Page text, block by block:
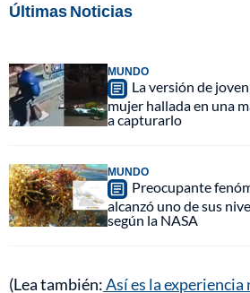
Últimas Noticias
MUNDO
La versión de
mujer hallada en una
a capturarlo
MUNDO
Preocupante
alcanzó uno de sus
según la NASA
(Lea también:Así es la experiencia